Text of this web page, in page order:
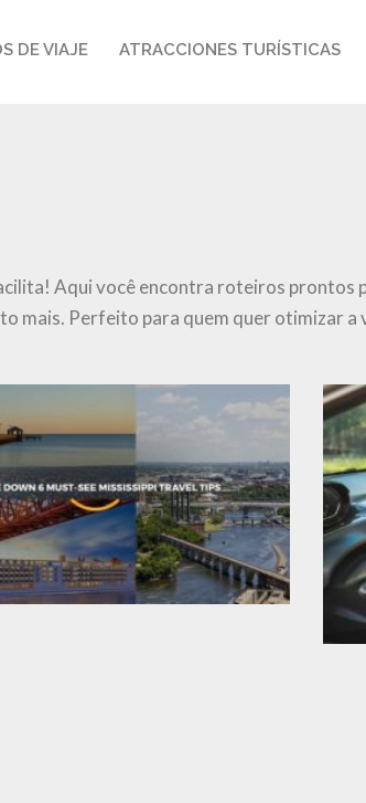
DE VIAJE ATRACCIONES TURÍSTICAS
Aqui você encontra roteiros prontos
mais. Perfeito para quem quer otimizar